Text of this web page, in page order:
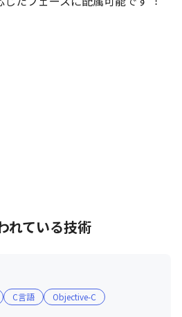
れている技術
C言語 Objective-C